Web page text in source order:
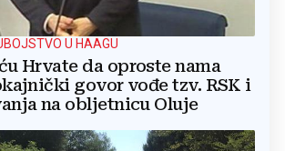
U HAAGU
Hrvate da oproste nama
govor vođe tzv. RSK i
na obljetnicu Oluje